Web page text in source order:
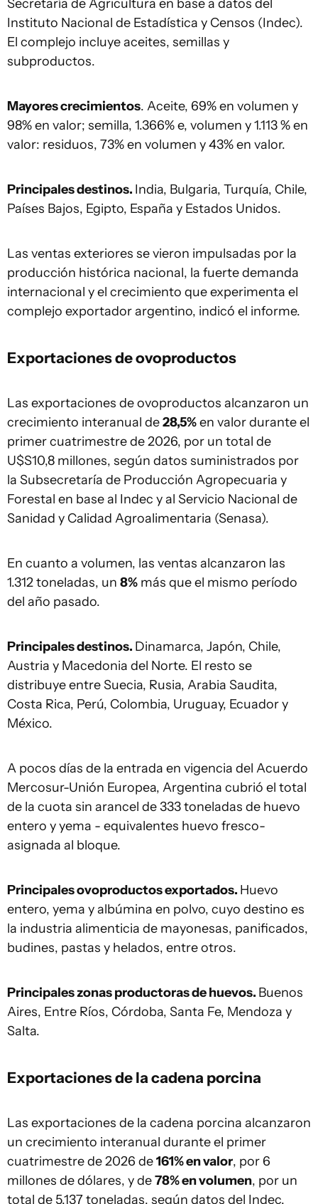
Secretaría de Agricultura en base a datos del
Instituto Nacional de Estadística y Censos (Indec).
El complejo incluye aceites, semillas y
subproductos.
Mayores crecimientos. Aceite, 69% en volumen y
98% en valor; semilla, 1.366% e, volumen y 1.113 % en
valor: residuos, 73% en volumen y 43% en valor.
Principales destinos. India, Bulgaria, Turquía, Chile,
Países Bajos, Egipto, España y Estados Unidos.
Las ventas exteriores se vieron impulsadas por la
producción histórica nacional, la fuerte demanda
internacional y el crecimiento que experimenta el
complejo exportador argentino, indicó el informe.
Exportaciones de ovoproductos
Las exportaciones de ovoproductos alcanzaron un
crecimiento interanual de28,5%en valor durante el
primer cuatrimestre de 2026, por un total de
U$S10,8 millones, según datos suministrados por
la Subsecretaría de Producción Agropecuaria y
Forestal en base al Indec y al Servicio Nacional de
Sanidad y Calidad Agroalimentaria (Senasa).
En cuanto a volumen, las ventas alcanzaron las
1.312 toneladas, un 8% más que el mismo período
del año pasado.
Principales destinos. Dinamarca, Japón, Chile,
Austria y Macedonia del Norte. El resto se
distribuye entre Suecia, Rusia, Arabia Saudita,
Costa Rica, Perú, Colombia, Uruguay, Ecuador y
México.
A pocos días de la entrada en vigencia del Acuerdo
Mercosur-Unión Europea, Argentina cubrió el total
de la cuota sin arancel de 333 toneladas de huevo
entero y yema - equivalentes huevo fresco-
asignada al bloque.
Principales ovoproductos exportados. Huevo
entero, yema y albúmina en polvo, cuyo destino es
la industria alimenticia de mayonesas, panificados,
budines, pastas y helados, entre otros.
Principales zonas productoras de huevos. Buenos
Aires, Entre Ríos, Córdoba, Santa Fe, Mendoza y
Salta.
Exportaciones de la cadena porcina
Las exportaciones de la cadena porcina alcanzaron
un crecimiento interanual durante el primer
cuatrimestre de 2026 de161% en valor, por 6
millones de dólares, y de78% en volumen, por un
total de 5.137 toneladas, según datos del Indec.